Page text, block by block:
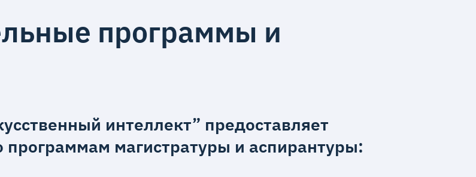
программы и
интеллект” предоставляет
программам магистратуры и аспирантуры: